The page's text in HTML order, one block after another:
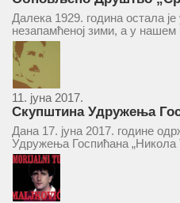
и књижница“ у Врепцу
Далека 1929. година остала
незапамћеној зими, а у
Друштва „Српска народна
Врепцу“. Потакнути потребом
уздизањем група...
11. јуна 2017.
Скупштина Удружења
у суботу 17. јуна 2017.
Дана 17. јуна 2017. године
Удружења Госпићана
ће се одржати у простору
9 Београд, у 11 часова. За